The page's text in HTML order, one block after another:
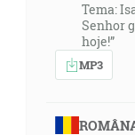
Tema:
Senhor
hoje!”
MP3